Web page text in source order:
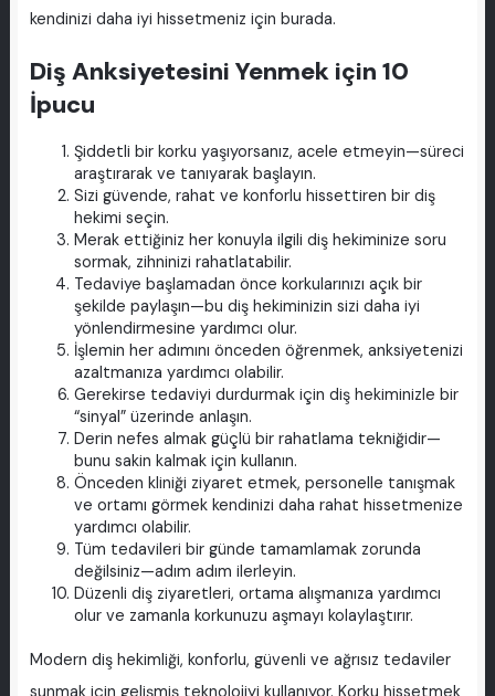
kendinizi daha iyi hissetmeniz için burada.
Diş Anksiyetesini Yenmek için 10
İpucu
Şiddetli bir korku yaşıyorsanız, acele etmeyin—süreci
araştırarak ve tanıyarak başlayın.
Sizi güvende, rahat ve konforlu hissettiren bir diş
hekimi seçin.
Merak ettiğiniz her konuyla ilgili diş hekiminize soru
sormak, zihninizi rahatlatabilir.
Tedaviye başlamadan önce korkularınızı açık bir
şekilde paylaşın—bu diş hekiminizin sizi daha iyi
yönlendirmesine yardımcı olur.
İşlemin her adımını önceden öğrenmek, anksiyetenizi
azaltmanıza yardımcı olabilir.
Gerekirse tedaviyi durdurmak için diş hekiminizle bir
“sinyal” üzerinde anlaşın.
Derin nefes almak güçlü bir rahatlama tekniğidir—
bunu sakin kalmak için kullanın.
Önceden kliniği ziyaret etmek, personelle tanışmak
ve ortamı görmek kendinizi daha rahat hissetmenize
yardımcı olabilir.
Tüm tedavileri bir günde tamamlamak zorunda
değilsiniz—adım adım ilerleyin.
Düzenli diş ziyaretleri, ortama alışmanıza yardımcı
olur ve zamanla korkunuzu aşmayı kolaylaştırır.
Modern diş hekimliği, konforlu, güvenli ve ağrısız tedaviler
sunmak için gelişmiş teknolojiyi kullanıyor. Korku hissetmek